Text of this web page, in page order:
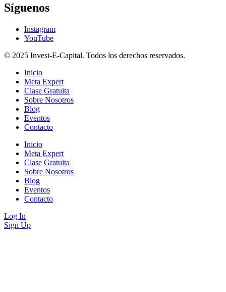
Síguenos
Instagram
YouTube
© 2025 Invest-E-Capital. Todos los derechos reservados.
Inicio
Meta Expert
Clase Gratuita
Sobre Nosotros
Blog
Eventos
Contacto
Inicio
Meta Expert
Clase Gratuita
Sobre Nosotros
Blog
Eventos
Contacto
Log In
Sign Up